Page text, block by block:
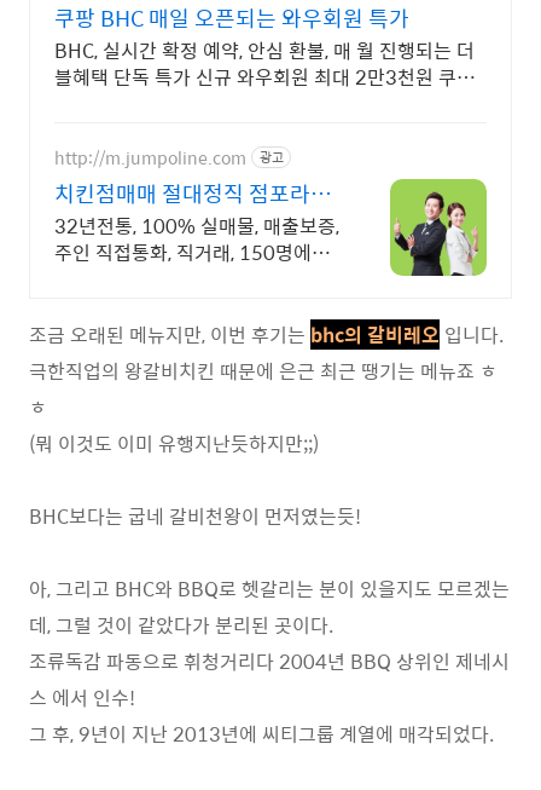
쿠팡 BHC 매일 오픈되는 와우회원 특가
BHC, 실시간 확정 예약, 안심 환불, 매 월 진행되는 더
블혜택 단독 특가 신규 와우회원 최대 2만3천원 쿠폰
http://m.jumpoline.com 광고
치킨점매매 절대정직 점포라인
빠른 직거래 & 안전중개거래
32년전통, 100% 실매물, 매출보증,
주인 직접통화, 직거래, 150명에이
조금 오래된 메뉴지만, 이번 후기는 bhc의 갈비레오 입니다.
극한직업의 왕갈비치킨 때문에 은근 최근 땡기는 메뉴죠 ㅎ
ㅎ
(뭐 이것도 이미 유행지난듯하지만;;)
BHC보다는 굽네 갈비천왕이 먼저였는듯!
아, 그리고 BHC와 BBQ로 헷갈리는 분이 있을지도 모르겠는
데, 그럴 것이 같았다가 분리된 곳이다.
조류독감 파동으로 휘청거리다 2004년 BBQ 상위인 제네시
스 에서 인수!
그 후, 9년이 지난 2013년에 씨티그룹 계열에 매각되었다.